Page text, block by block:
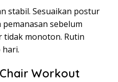
stabil. Sesuaikan postur
sebelum
tidak monoton. Rutin
hari.
Workout